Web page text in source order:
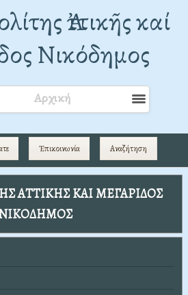
Ἀττικῆς καί
Νικόδημος
Αρχική
Ἐπικοινωνία Αναζήτηση
ΑΤΤΙΚΗΣ ΚΑΙ ΜΕΓΑΡΙΔΟΣ